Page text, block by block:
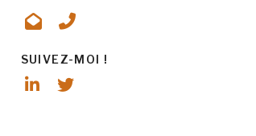
SUIVEZ-MOI !